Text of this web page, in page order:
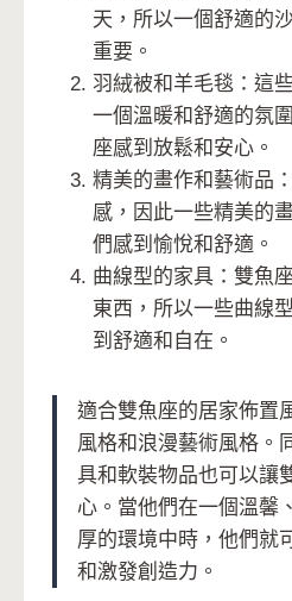
天，所以一個舒適的
重要。
羽絨被和羊毛毯：這
一個溫暖和舒適的氛
座感到放鬆和安心。
精美的畫作和藝術品
感，因此一些精美的
們感到愉悅和舒適。
曲線型的家具：雙魚
東西，所以一些曲線
到舒適和自在。
適合雙魚座的居家佈置
風格和浪漫藝術風格。
具和軟裝物品也可以讓
心。當他們在一個溫馨
厚的環境中時，他們就
和激發創造力。